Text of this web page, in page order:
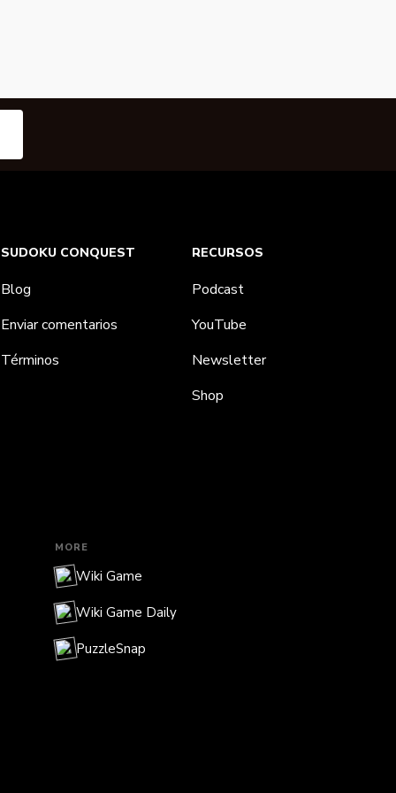
MORE
Wiki Game
Wiki Game Daily
PuzzleSnap
SUDOKU CONQUEST
Blog
Enviar comentarios
Términos
RECURSOS
Podcast
YouTube
Newsletter
Shop